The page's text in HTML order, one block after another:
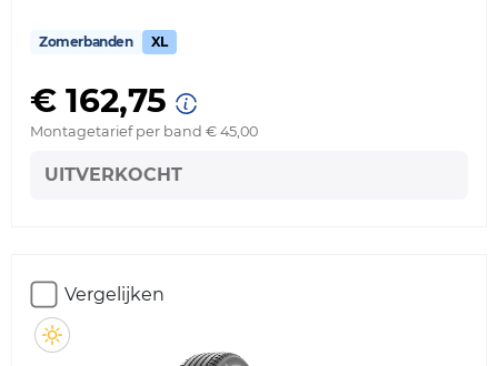
Zomerbanden XL
€ 162,75
Montagetarief per band € 45,00
UITVERKOCHT
Vergelijken